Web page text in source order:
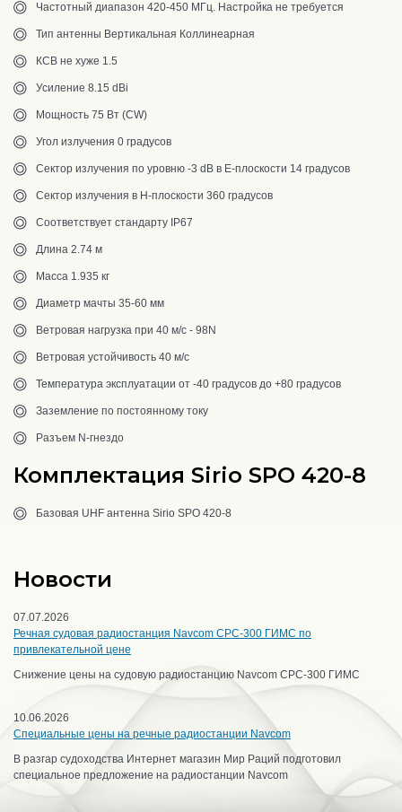
Частотный диапазон 420-450 МГц. Настройка не требуется
Тип антенны Вертикальная Коллинеарная
КСВ не хуже 1.5
Усиление 8.15 dBi
Мощность 75 Вт (CW)
Угол излучения 0 градусов
Сектор излучения по уровню -3 dB в Е-плоскости 14 градусов
Сектор излучения в Н-плоскости 360 градусов
Соответствует стандарту IP67
Длина 2.74 м
Масса 1.935 кг
Диаметр мачты 35-60 мм
Ветровая нагрузка при 40 м/с - 98N
Ветровая устойчивость 40 м/с
Температура эксплуатации от -40 градусов до +80 градусов
Заземление по постоянному току
Разъем N-гнездо
Комплектация Sirio SPO 420-8
Базовая UHF антенна Sirio SPO 420-8
Новости
07.07.2026
Речная судовая радиостанция Navcom CPC-300 ГИМС по
привлекательной цене
Снижение цены на судовую радиостанцию Navcom CPC-300 ГИМС
10.06.2026
Специальные цены на речные радиостанции Navcom
В разгар судоходства Интернет магазин Мир Раций подготовил
специальное предложение на радиостанции Navcom